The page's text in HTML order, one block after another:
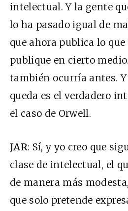
intelectual. Y la gente
lo ha pasado igual de
que ahora publica lo que
publique en cierto
también ocurría antes.
queda es el verdadero
el caso de Orwell.
JAR: Sí, y yo creo que
clase de intelectual, el
de manera más
que solo pretende